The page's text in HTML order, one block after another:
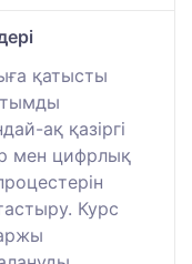
қатысты
ақ қазіргі
мен цифрлық
Курс